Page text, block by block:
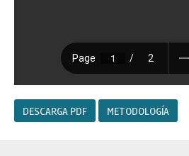
DESCARGA PDF METODOLOGÍA